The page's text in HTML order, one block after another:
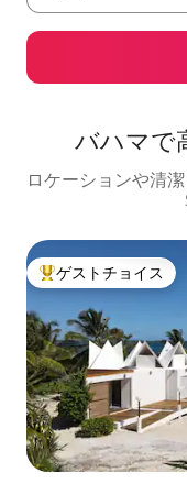
バハマで
ロケーションや清
大好評のゲストチョ
ゲストチョイス